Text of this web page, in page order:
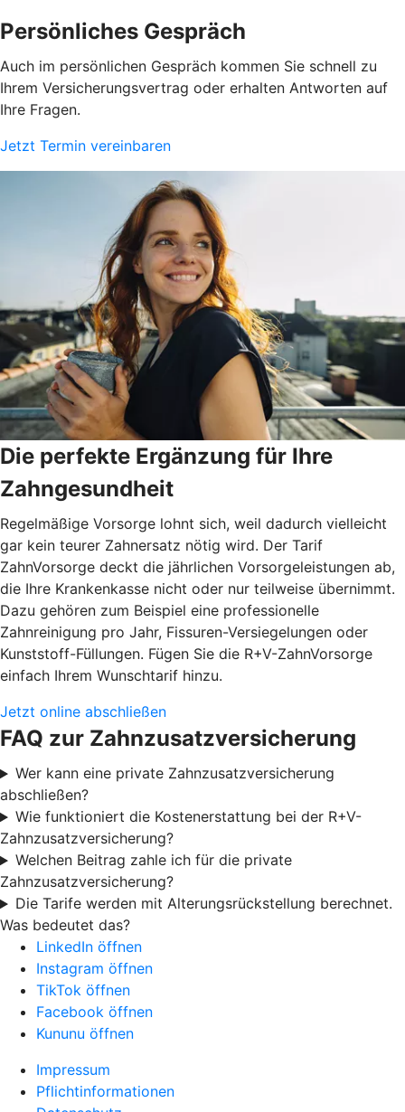
Persönliches Gespräch
Auch im persönlichen Gespräch kommen Sie schnell zu
Ihrem Versicherungsvertrag oder erhalten Antworten auf
Ihre Fragen.
Jetzt Termin vereinbaren
Die perfekte Ergänzung für Ihre
Zahngesundheit
Regelmäßige Vorsorge lohnt sich, weil dadurch vielleicht
gar kein teurer Zahnersatz nötig wird. Der Tarif
ZahnVorsorge deckt die jährlichen Vorsorgeleistungen ab,
die Ihre Krankenkasse nicht oder nur teilweise übernimmt.
Dazu gehören zum Beispiel eine professionelle
Zahnreinigung pro Jahr, Fissuren-Versiegelungen oder
Kunststoff-Füllungen. Fügen Sie die R+V-ZahnVorsorge
einfach Ihrem Wunschtarif hinzu.
Jetzt online abschließen
FAQ zur Zahnzusatzversicherung
Wer kann eine private Zahnzusatzversicherung
abschließen?
Wie funktioniert die Kostenerstattung bei der R+V-
Zahnzusatzversicherung?
Welchen Beitrag zahle ich für die private
Zahnzusatzversicherung?
Die Tarife werden mit Alterungsrückstellung berechnet.
Was bedeutet das?
LinkedIn öffnen
Instagram öffnen
TikTok öffnen
Facebook öffnen
Kununu öffnen
Impressum
Pflichtinformationen